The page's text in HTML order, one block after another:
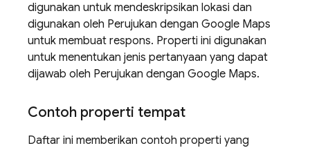
digunakan untuk mendeskripsikan lokasi dan
digunakan oleh Perujukan dengan Google Maps
untuk membuat respons. Properti ini digunakan
untuk menentukan jenis pertanyaan yang dapat
dijawab oleh Perujukan dengan Google Maps.
Contoh properti tempat
Daftar ini memberikan contoh properti yang